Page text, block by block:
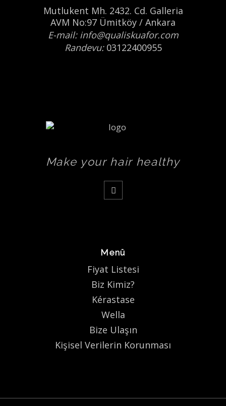
Mutlukent Mh. 2432. Cd. Galleria
AVM No:97 Ümitköy / Ankara
E-mail: info@qualiskuafor.com
Randevu: 03122400955
Make your hair healthy
Menü
Fiyat Listesi
Biz Kimiz?
Kérastase
Wella
Bize Ulaşın
Kişisel Verilerin Korunması